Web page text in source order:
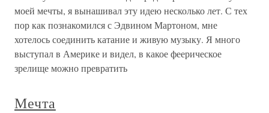
моей мечты, я вынашивал эту идею несколько лет. С тех
пор как познакомился с Эдвином Мартоном, мне
хотелось соединить катание и живую музыку. Я много
выступал в Америке и видел, в какое феерическое
зрелище можно превратить
Мечта